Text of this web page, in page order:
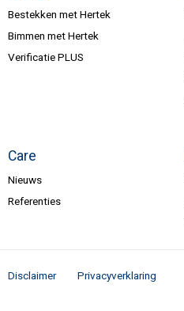
Bestekken met Hertek
Bimmen met Hertek
Verificatie PLUS
Care
Nieuws
Referenties
Disclaimer Privacyverklaring